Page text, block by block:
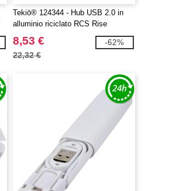
Tekiō® 124344 - Hub USB 2.0 in
alluminio riciclato RCS Rise
8,53 €
22,32 €
-62%